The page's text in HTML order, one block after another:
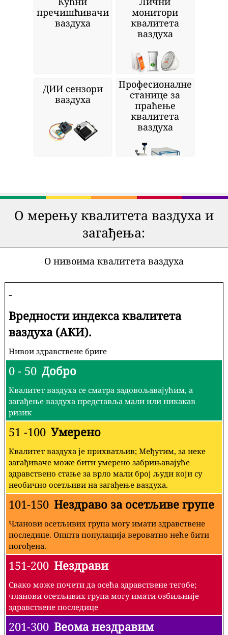
пречишћивачи
ваздуха
монитори
квалитета
ваздуха
ДИИ сензори
ваздуха
Професионалне
станице за
праћење
квалитета
ваздуха
О мерењу квалитета ваздуха и
загађења:
О нивоима квалитета ваздуха
-
Вредности индекса квалитета
ваздуха (АКИ).
Нивои здравствене бриге
0 - 50 Добро
Квалитет ваздуха се сматра задовољавајућим, а
загађење ваздуха представља мали или никакав
ризик
51 -100 Умерено
Квалитет ваздуха је прихватљив; Међутим, за неке
загађиваче може бити умерено забрињавајуће
здравствено стање за врло мали број људи који су
необично осетљиви на загађење ваздуха.
101-150 Нездраво за осетљиве групе
Чланови осетљивих група могу имати здравствене
последице. Општа популација вероватно неће бити
погођена.
151-200 Нездрави
Свако може почети да осећа здравствене тегобе;
чланови осетљивих група могу имати озбиљније
здравствене последице
201-300 Веома нездравим